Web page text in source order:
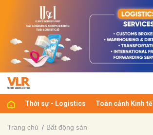
Thời sự - Logistics Toàn cảnh Kinh tế
Trang chủ Bất động sản
luận